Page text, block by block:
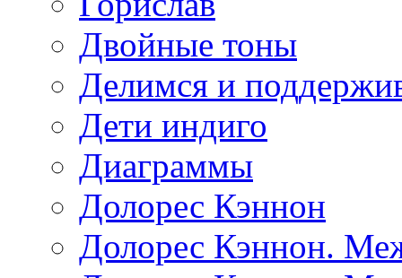
Двойные тоны
Делимся и
Дети индиго
Диаграммы
Долорес Кэннон
Долорес Кэннон.